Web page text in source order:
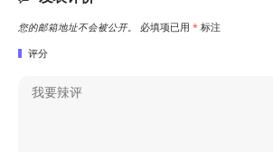
您的邮箱地址不会被公开。 必填项已用 * 标注
评分